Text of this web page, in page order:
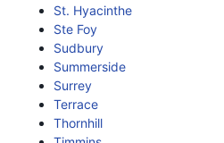
St. Hyacinthe
Ste Foy
Sudbury
Summerside
Surrey
Terrace
Thornhill